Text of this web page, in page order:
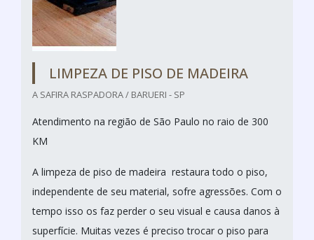
LIMPEZA DE PISO DE MADEIRA
A SAFIRA RASPADORA / BARUERI - SP
Atendimento na região de São Paulo no raio de 300
KM
A limpeza de piso de madeira restaura todo o piso,
independente de seu material, sofre agressões. Com o
tempo isso os faz perder o seu visual e causa danos à
superfície. Muitas vezes é preciso trocar o piso para